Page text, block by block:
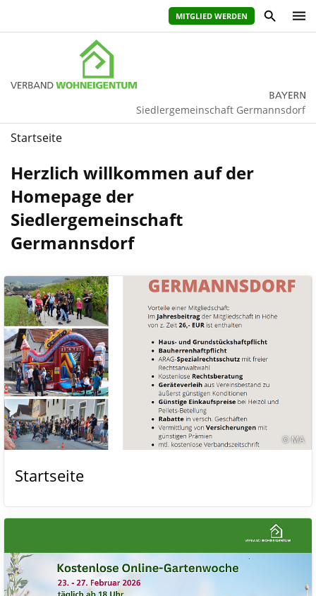
MITGLIED WERDEN
Siedlergemeinschaft Germannsdorf
Startseite
Herzlich willkommen auf der
Homepage der
Siedlergemeinschaft
Germannsdorf
© MA
Startseite